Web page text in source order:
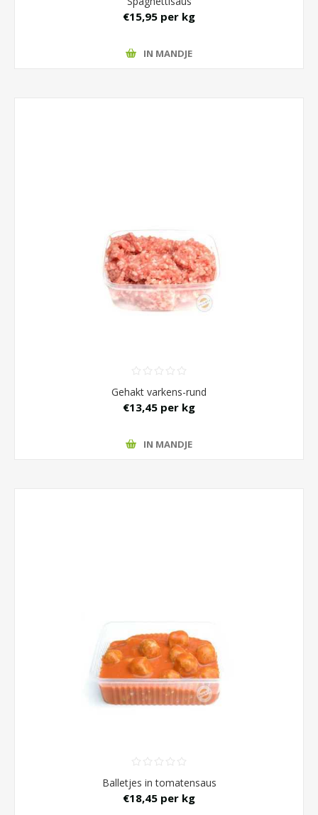
€15,95 per kg
IN MANDJE
Gehakt varkens-rund
€13,45 per kg
IN MANDJE
Balletjes in tomatensaus
€18,45 per kg